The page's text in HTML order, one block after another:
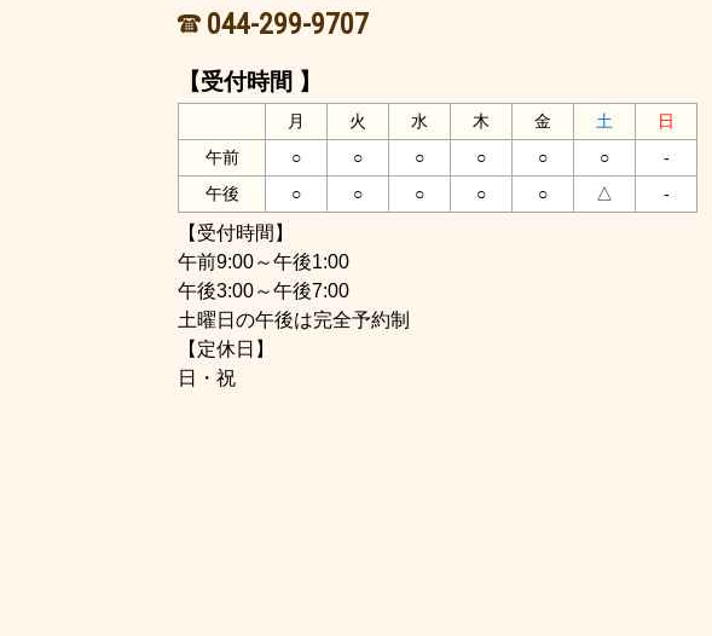
044-299-9707
【受付時間 】
月 火 水 木 金 土
日
午前
○ ○ ○ ○ ○ ○
-
午後
○ ○ ○ ○ ○ △ -
【受付時間】
午前9:00～午後1:00
午後3:00～午後7:00
土曜日の午後は完全予約制
【定休日】
日・祝